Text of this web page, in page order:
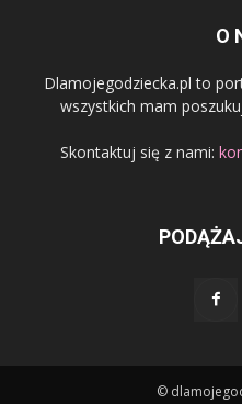
O
Dlamojegodziecka.pl to
wszystkich mam
Skontaktuj się z nami:
©